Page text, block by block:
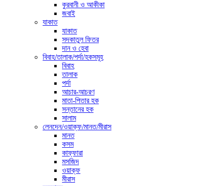
কুরবানী ও আকীকা
জবাই
যাকাত
যাকাত
সদকাতুল ফিতর
দান ও হেবা
বিবাহ/তালাক/পর্দা/হকসমূহ
বিবাহ
তালাক
পর্দা
আচার-আচরণ
মাতা-পিতার হক
সন্তানের হক
সালাম
লেনদেন/ওয়াক্ফ/মানত/মীরাস
মানত
কসম
কাফ্ফারা
মসজিদ
ওয়াক্ফ
মীরাস